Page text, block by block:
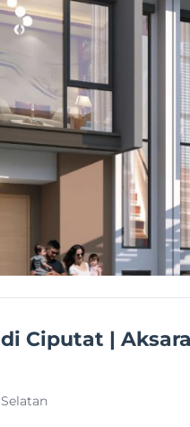
Ciputat |